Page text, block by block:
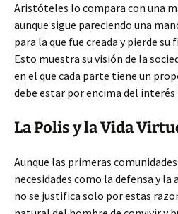
Aristóteles lo compara con una
aunque sigue pareciendo una
para la que fue creada y pierde su
Esto muestra su visión de la
en el que cada parte tiene un
debe estar por encima del interés
La Polis y la Vida
Aunque las primeras
necesidades como la defensa y la
no se justifica solo por estas